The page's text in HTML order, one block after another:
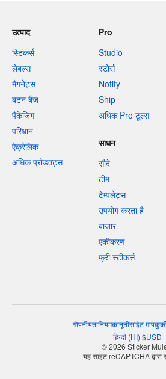
उत्पाद
स्टिकर्स
लेबल्स
मैगनेट्स
बटन बैज
पैकेजिंग
परिधान
ऐक्रेलिक
अधिक प्रोडक्ट्स
Pro
Studio
स्टोर्स
Notify
Ship
अधिक Pro टूल्स
साधन
सौदे
टीम
टेम्पलेट्स
उपयोग करता है
बाजार
एकीकरण
फ्री स्टीकर्स
गोपनीयतानियमकानूनीसाईट माप
हिन्दी(HI) $USD
© 2026 Sticker
यह साइट reCAPTCHA द्वारा